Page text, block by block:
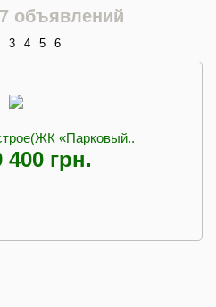
объявлений
3 4 5 6
«Парковый..
400 грн.